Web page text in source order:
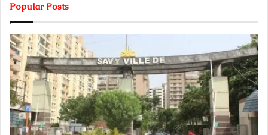
Popular Posts